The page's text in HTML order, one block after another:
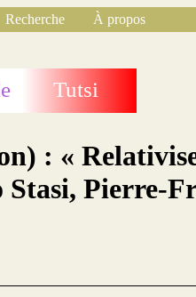
Recherche
À propos
Tutsi
: «
Pierre-